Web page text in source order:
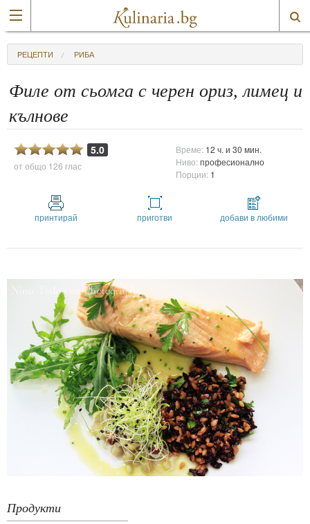
РЕЦЕПТИ РИБА
Филе от сьомга с черен ориз, лимец и
кълнове
5.0
от общо 126 глас
Време: 12 ч. и 30 мин.
Ниво:професионално
Порции: 1
принтирай приготви добави в любими
Продукти